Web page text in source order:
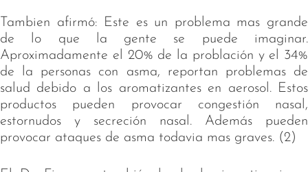
Tambien afirmó: Este es un problema mas grande
de lo que la gente se puede imaginar.
Aproximadamente el 20% de la problación y el 34%
de la personas con asma, reportan problemas de
salud debido a los aromatizantes en aerosol. Estos
productos pueden provocar congestión nasal,
estornudos y secreción nasal. Además pueden
provocar ataques de asma todavia mas graves. (2)